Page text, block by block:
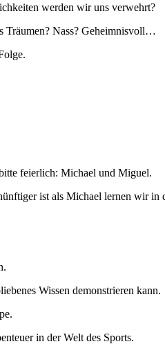
werden wir uns verwehrt?
Träumen? Nass? Geheimnisvoll…
feierlich: Michael und Miguel.
ist als Michael lernen wir
Wissen demonstrieren kann.
in der Welt des Sports.